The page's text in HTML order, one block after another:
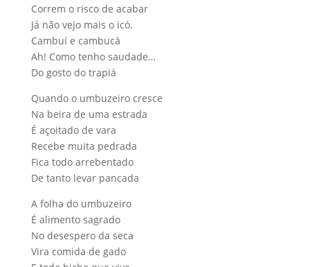
Correm o risco de acabar
Já não vejo mais o icó,
Cambuí e cambucá
Ah! Como tenho saudade…
Do gosto do trapiá
Quando o umbuzeiro cresce
Na beira de uma estrada
É açoitado de vara
Recebe muita pedrada
Fica todo arrebentado
De tanto levar pancada
A folha do umbuzeiro
É alimento sagrado
No desespero da seca
Vira comida de gado